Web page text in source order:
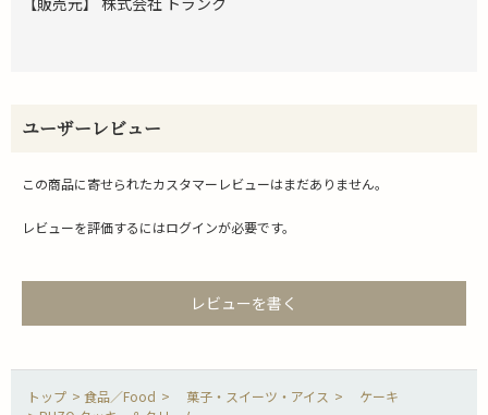
ユーザーレビュー
この商品に寄せられたカスタマーレビューはまだありません。
レビューを評価するにはログインが必要です。
レビューを書く
> 食品／Food > 菓子・スイーツ・アイス >
ケーキ